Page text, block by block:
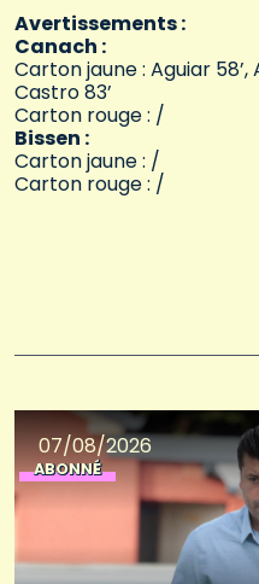
Avertissements :
Canach :
Carton jaune : Aguiar 58’,
Castro 83’
Carton rouge : /
Bissen :
Carton jaune : /
Carton rouge : /
07/08/2026
ABONNÉ